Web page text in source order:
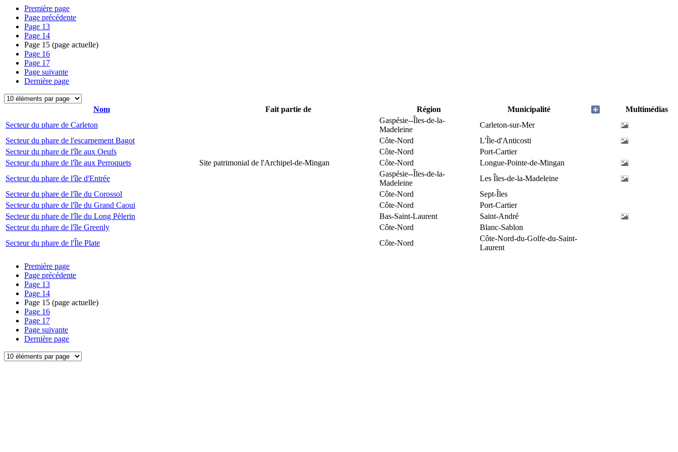
Première page
Page précédente
Page 13
Page 14
Page 15 (page actuelle)
Page 16
Page 17
Page suivante
Dernière page
Nom Fait partie de Région Municipalité
Multimédias
Secteur du phare de Carleton
Gaspésie--Îles-de-la-
Madeleine
Carleton-sur-Mer
Secteur du phare de l'escarpement Bagot
Côte-Nord
L'Île-d'Anticosti
Secteur du phare de l'île aux Oeufs
Côte-Nord
Port-Cartier
Secteur du phare de l'île aux Perroquets
Site patrimonial de l'Archipel-de-Mingan Côte-Nord
Longue-Pointe-de-Mingan
Secteur du phare de l'île d'Entrée
Gaspésie--Îles-de-la-
Madeleine
Les Îles-de-la-Madeleine
Secteur du phare de l'île du Corossol
Côte-Nord
Sept-Îles
Secteur du phare de l'île du Grand Caoui
Côte-Nord
Port-Cartier
Secteur du phare de l'île du Long Pèlerin
Bas-Saint-Laurent
Saint-André
Secteur du phare de l'île Greenly
Côte-Nord
Blanc-Sablon
Secteur du phare de l'Île Plate
Côte-Nord
Côte-Nord-du-Golfe-du-Saint-
Laurent
Première page
Page précédente
Page 13
Page 14
Page 15 (page actuelle)
Page 16
Page 17
Page suivante
Dernière page